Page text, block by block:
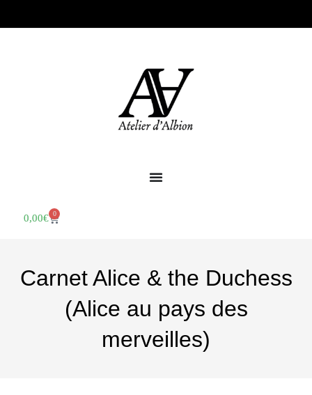
0,00€ 0
Carnet Alice & the Duchess
(Alice au pays des
merveilles)